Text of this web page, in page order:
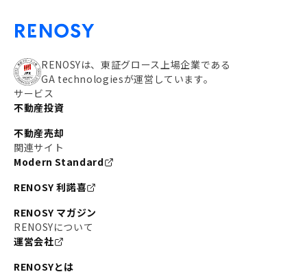
RENOSYは、東証グロース上場企業である
GA technologiesが運営しています。
サービス
不動産投資
不動産売却
関連サイト
Modern Standard
RENOSY 利諾喜
RENOSY マガジン
RENOSYについて
運営会社
RENOSYとは